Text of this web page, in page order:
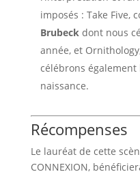
imposés : Take Five,
Brubeckdont nous
année, et
célébrons
naissance.
Récompenses
Le lauréat de cette
CONNEXION,